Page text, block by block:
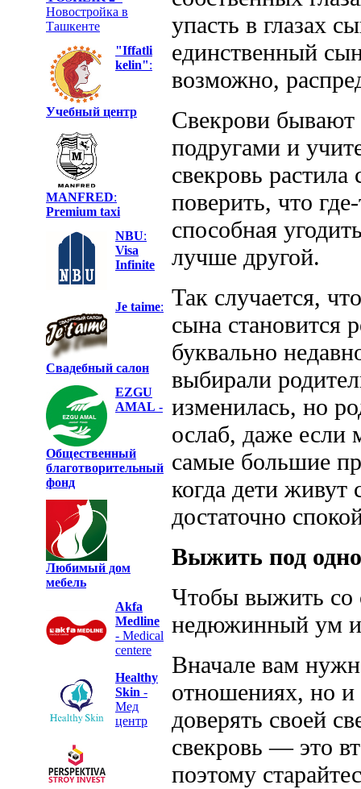
Новостройка в
Ташкенте
"Iffatli
kelin":
Учебный центр
MANFRED:
Premium taxi
NBU:
Visa
Infinite
Je taime:
Свадебный салон
EZGU
AMAL -
Общественный
благотворительный
фонд
Любимый дом
мебель
Akfa
Medline
- Medical
centere
Healthy
Skin -
Мед
центр
упасть в глазах
единственный
возможно,
Свекрови бывают
подругами и
свекровь
поверить, что
способная
лучше другой.
Так случается,
сына
буквально
выбирали
изменилась, но
ослаб, даже если
самые большие
когда дети
достаточно
Выжить под
Чтобы выжить со
недюжинный ум и
Вначале вам
отношениях, но и
доверять своей
свекровь — это
поэтому